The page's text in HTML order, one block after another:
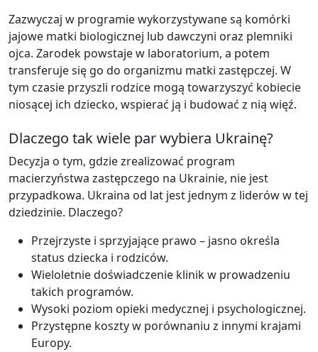
Zazwyczaj w programie wykorzystywane są komórki
jajowe matki biologicznej lub dawczyni oraz plemniki
ojca. Zarodek powstaje w laboratorium, a potem
transferuje się go do organizmu matki zastępczej. W
tym czasie przyszli rodzice mogą towarzyszyć kobiecie
niosącej ich dziecko, wspierać ją i budować z nią więź.
Dlaczego tak wiele par wybiera Ukrainę?
Decyzja o tym, gdzie zrealizować program
macierzyństwa zastępczego na Ukrainie, nie jest
przypadkowa. Ukraina od lat jest jednym z liderów w tej
dziedzinie. Dlaczego?
Przejrzyste i sprzyjające prawo – jasno określa
status dziecka i rodziców.
Wieloletnie doświadczenie klinik w prowadzeniu
takich programów.
Wysoki poziom opieki medycznej i psychologicznej.
Przystępne koszty w porównaniu z innymi krajami
Europy.